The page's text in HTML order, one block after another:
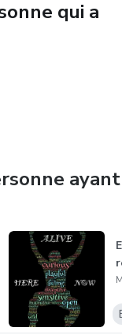
qui a
ayant